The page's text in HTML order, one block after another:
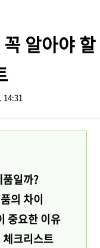
알아야 할
14:31
일까?
의 차이
중요한 이유
크리스트